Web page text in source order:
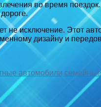
во время
не исключение. Этот
дизайну и
автомобили